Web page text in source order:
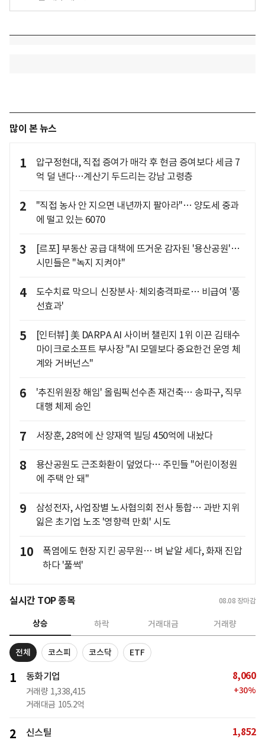
많이 본 뉴스
1
압구정현대, 직접 증여가 매각 후 현금 증여보다 세금 7
억 덜 낸다…계산기 두드리는 강남 고령층
2
"직접 농사 안 지으면 내년까지 팔아라"… 양도세 중과
에 떨고 있는 6070
3
[르포] 부동산 공급 대책에 뜨거운 감자된 '용산공원'…
시민들은 "녹지 지켜야"
4
도수치료 막으니 신장분사·체외충격파로… 비급여 '풍
선효과'
5
[인터뷰] 美 DARPA AI 사이버 챌린지 1위 이끈 김태수
마이크로소프트 부사장 "AI 모델보다 중요한건 운영 체
계와 거버넌스"
6
'추진위원장 해임' 올림픽선수촌 재건축… 송파구, 직무
대행 체제 승인
7 서장훈, 28억에 산 양재역 빌딩 450억에 내놨다
8
용산공원도 근조화환이 덮었다… 주민들 "어린이정원
에 주택 안 돼"
9
삼성전자, 사업장별 노사협의회 전사 통합… 과반 지위
잃은 초기업 노조 '영향력 만회' 시도
10
폭염에도 현장 지킨 공무원… 벼 낱알 세다, 화재 진압
하다 '풀썩'
실시간 TOP 종목 08.08 장마감
상승 하락 거래대금 거래량
전체 코스피 코스닥 ETF
1 동화기업
거래량 1,338,415
거래대금 105.2억
8,060
+30%
2 신스틸 1,852